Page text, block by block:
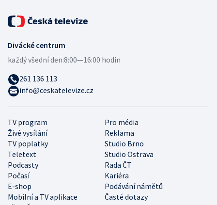
TV program
Pro média
Živé vysílání
Reklama
TV poplatky
Studio Brno
Teletext
Studio Ostrava
Podcasty
Rada ČT
Počasí
Kariéra
E-shop
Podávání námětů
Mobilní a TV aplikace
Časté dotazy
Divácké centrum
každý všední den:8:00—16:00 hodin
261 136 113
info@ceskatelevize.cz